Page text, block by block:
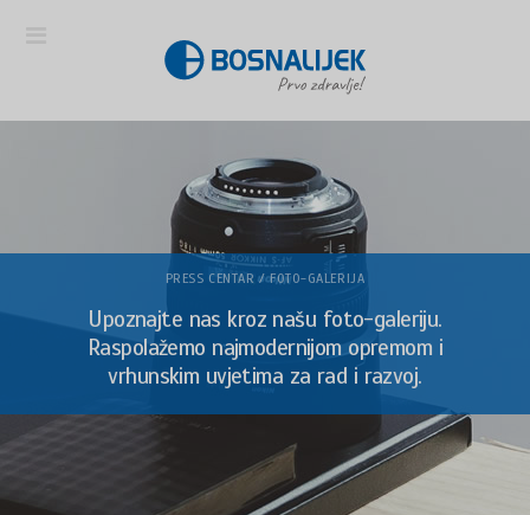
PRESS CENTAR / FOTO-GALERIJA
Upoznajte nas kroz našu foto-galeriju.
Raspolažemo najmodernijom opremom i
vrhunskim uvjetima za rad i razvoj.